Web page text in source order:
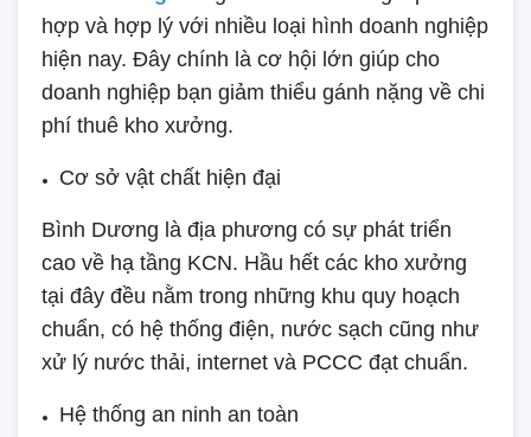
hợp và hợp lý với nhiều loại hình doanh nghiệp
hiện nay. Đây chính là cơ hội lớn giúp cho
doanh nghiệp bạn giảm thiểu gánh nặng về chi
phí thuê kho xưởng.
Cơ sở vật chất hiện đại
Bình Dương là địa phương có sự phát triển
cao về hạ tầng KCN. Hầu hết các kho xưởng
tại đây đều nằm trong những khu quy hoạch
chuẩn, có hệ thống điện, nước sạch cũng như
xử lý nước thải, internet và PCCC đạt chuẩn.
Hệ thống an ninh an toàn